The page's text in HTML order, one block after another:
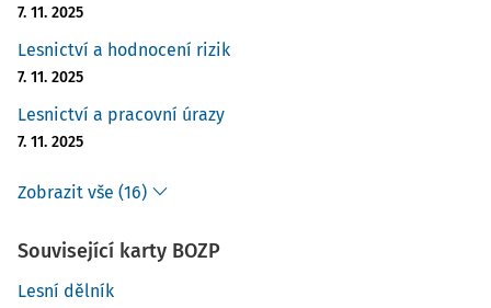
7. 11. 2025
Lesnictví a hodnocení rizik
7. 11. 2025
Lesnictví a pracovní úrazy
7. 11. 2025
Zobrazit vše (16)
Související karty BOZP
Lesní dělník